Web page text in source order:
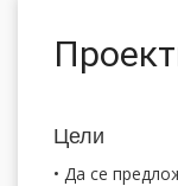
Цели
• Да се